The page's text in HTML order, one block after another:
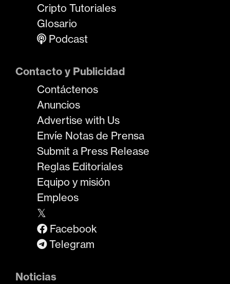
Cripto Tutoriales
Glosario
Podcast
Contacto y Publicidad
Contáctenos
Anuncios
Advertise with Us
Envíe Notas de Prensa
Submit a Press Release
Reglas Editoriales
Equipo y misión
Empleos
𝕏
Facebook
Telegram
Noticias